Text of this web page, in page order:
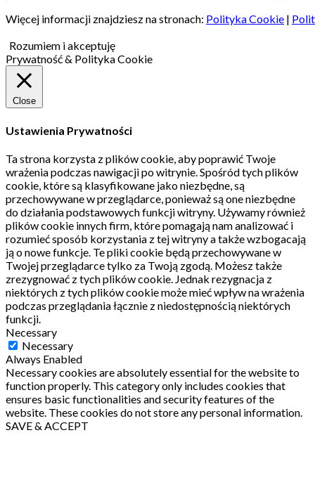
Więcej informacji znajdziesz na stronach: Polityka Cookie |
Rozumiem i akceptuję
Prywatność & Polityka Cookie
Close
Ustawienia Prywatności
Ta strona korzysta z plików cookie, aby poprawić Twoje
wrażenia podczas nawigacji po witrynie.Spośród tych plików
cookie, które są klasyfikowane jako niezbędne, są
przechowywane w przeglądarce, ponieważ są one niezbędne
do działania podstawowych funkcji witryny. Używamy również
plików cookie innych firm, które pomagają nam analizować i
rozumieć sposób korzystania z tej witryny a także wzbogacają
ją o nowe funkcje. Te pliki cookie będą przechowywane w
Twojej przeglądarce tylko za Twoją zgodą. Możesz także
zrezygnować z tych plików cookie. Jednak rezygnacja z
niektórych z tych plików cookie może mieć wpływ na wrażenia
podczas przeglądania łącznie z niedostępnością niektórych
funkcji.
Necessary
Necessary
Always Enabled
Necessary cookies are absolutely essential for the website to
function properly. This category only includes cookies that
ensures basic functionalities and security features of the
website. These cookies do not store any personal information.
SAVE & ACCEPT